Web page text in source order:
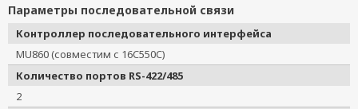
Параметры последовательной связи
Контроллер последовательного интерфейса
MU860 (совместим с 16C550C)
Количество портов RS-422/485
2